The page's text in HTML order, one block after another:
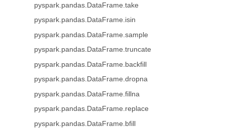
pyspark.pandas.DataFrame.take
pyspark.pandas.DataFrame.isin
pyspark.pandas.DataFrame.sample
pyspark.pandas.DataFrame.truncate
pyspark.pandas.DataFrame.backfill
pyspark.pandas.DataFrame.dropna
pyspark.pandas.DataFrame.fillna
pyspark.pandas.DataFrame.replace
pyspark.pandas.DataFrame.bfill